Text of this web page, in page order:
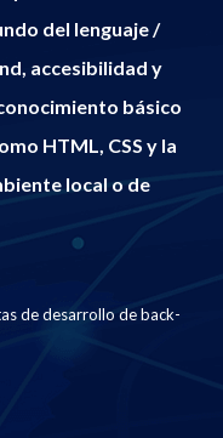
del lenguaje /
accesibilidad y
básico
HTML, CSS y la
local o de
de desarrollo de back-